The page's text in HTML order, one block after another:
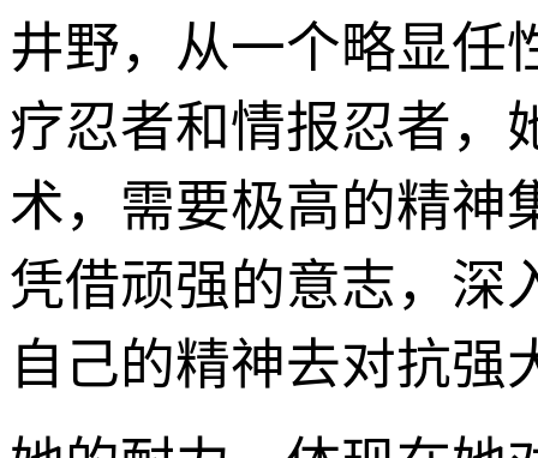
井野，从一个略显任
疗忍者和情报忍者，
术，需要极高的精神
凭借顽强的意志，深
自己的精神去对抗强